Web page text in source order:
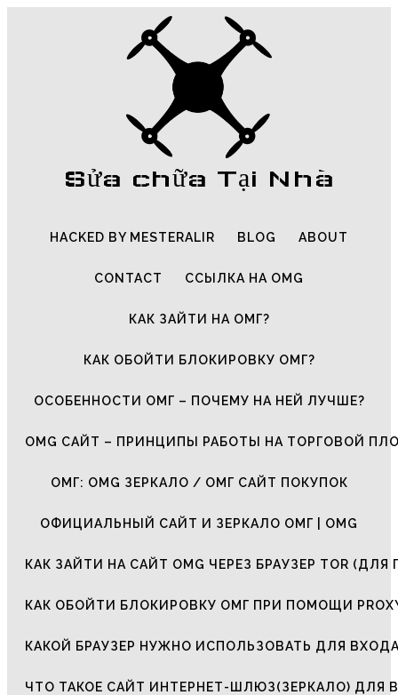
Sửa chữa Tại Nhà
HACKED BY MESTERALIR BLOG ABOUT
CONTACT ССЫЛКА НА OMG
КАК ЗАЙТИ НА ОМГ?
КАК ОБОЙТИ БЛОКИРОВКУ ОМГ?
ОСОБЕННОСТИ ОМГ – ПОЧЕМУ НА НЕЙ ЛУЧШЕ?
OMG САЙТ – ПРИНЦИПЫ РАБОТЫ НА ТОРГОВОЙ
ОМГ: OMG ЗЕРКАЛО / ОМГ САЙТ ПОКУПОК
ОФИЦИАЛЬНЫЙ САЙТ И ЗЕРКАЛО ОМГ | OMG
КАК ЗАЙТИ НА САЙТ OMG ЧЕРЕЗ БРАУЗЕР TOR (ДЛЯ
КАК ОБОЙТИ БЛОКИРОВКУ ОМГ ПРИ ПОМОЩИ
КАКОЙ БРАУЗЕР НУЖНО ИСПОЛЬЗОВАТЬ ДЛЯ
ЧТО ТАКОЕ САЙТ ИНТЕРНЕТ-ШЛЮЗ(ЗЕРКАЛО) ДЛЯ